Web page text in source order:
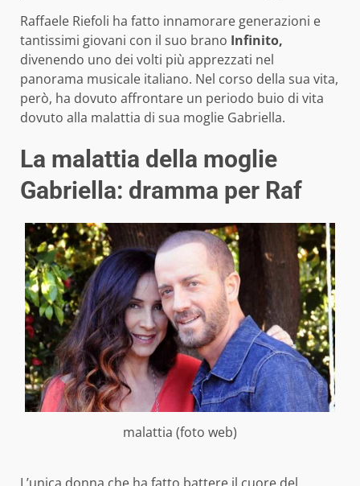
Raffaele Riefoli ha fatto innamorare generazioni e
tantissimi giovani con il suo brano Infinito,
divenendo uno dei volti più apprezzati nel
panorama musicale italiano. Nel corso della sua vita,
però, ha dovuto affrontare un periodo buio di vita
dovuto alla malattia di sua moglie Gabriella.
La malattia della moglie
Gabriella: dramma per Raf
malattia (foto web)
L’unica donna che ha fatto battere il cuore del